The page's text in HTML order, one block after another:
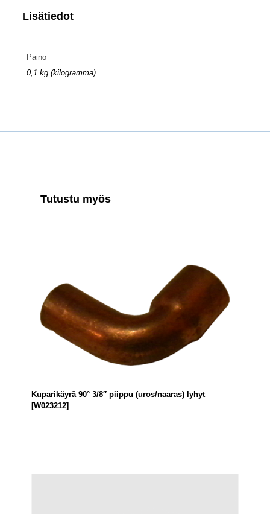
Lisätiedot
Paino
0,1 kg (kilogramma)
Tutustu myös
Kuparikäyrä 90° 3/8″ piippu (uros/naaras) lyhyt
[W023212]